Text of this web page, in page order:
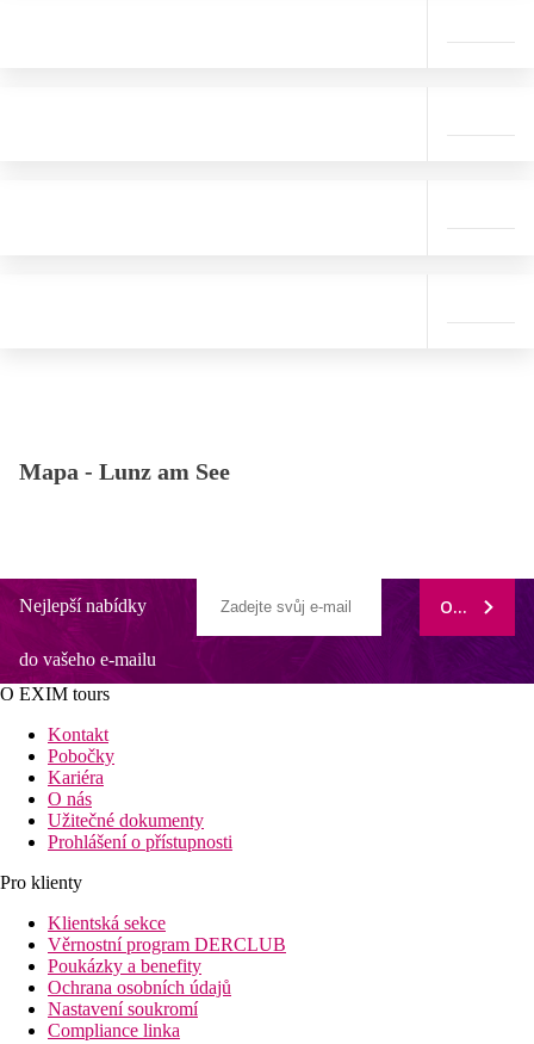
Mapa - Lunz am See
Nejlepší nabídky
do vašeho e-mailu
ODEBÍRAT
O EXIM tours
Kontakt
Pobočky
Kariéra
O nás
Užitečné dokumenty
Prohlášení o přístupnosti
Pro klienty
Klientská sekce
Věrnostní program DERCLUB
Poukázky a benefity
Ochrana osobních údajů
Nastavení soukromí
Compliance linka